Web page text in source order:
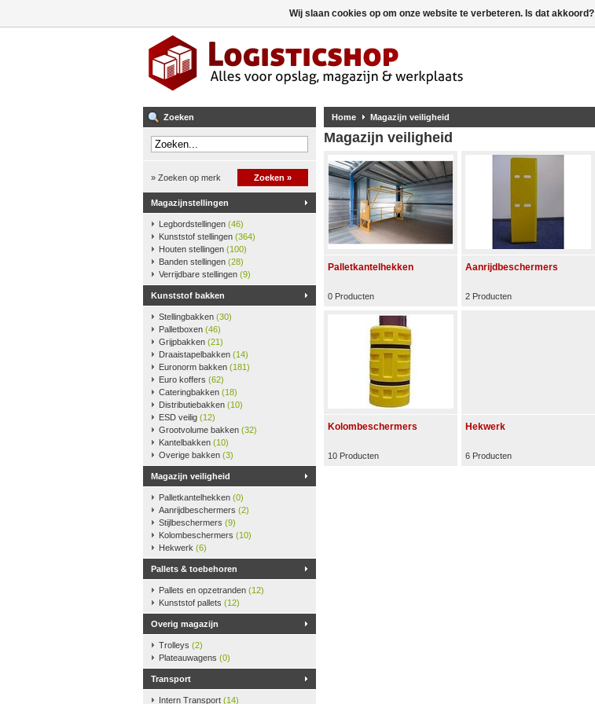
Zoeken
» Zoeken op merk Zoeken »
Magazijnstellingen
Legbordstellingen (46)
Kunststof stellingen (364)
Houten stellingen (100)
Banden stellingen (28)
Verrijdbare stellingen (9)
Kunststof bakken
Stellingbakken (30)
Palletboxen (46)
Grijpbakken (21)
Draaistapelbakken (14)
Euronorm bakken (181)
Euro koffers (62)
Cateringbakken (18)
Distributiebakken (10)
ESD veilig (12)
Grootvolume bakken (32)
Kantelbakken (10)
Overige bakken (3)
Magazijn veiligheid
Palletkantelhekken (0)
Aanrijdbeschermers (2)
Stijlbeschermers (9)
Kolombeschermers (10)
Hekwerk (6)
Pallets & toebehoren
Pallets en opzetranden (12)
Kunststof pallets (12)
Overig magazijn
Trolleys (2)
Plateauwagens (0)
Transport
Intern Transport (14)
Home Magazijn veiligheid
Magazijn veiligheid
Palletkantelhekken
0 Producten
Aanrijdbeschermers
2 Producten
Kolombeschermers
10 Producten
Hekwerk
6 Producten
Wij slaan cookies op om onze website te verbeteren. Is dat akkoord?